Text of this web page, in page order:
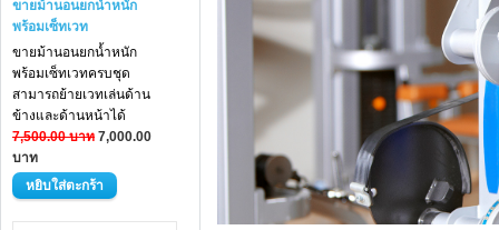
ขายม้านอนยกนำ้หนัก
พร้อมเซ็ทเวท
ขายม้านอนยกน้ำหนัก
พร้อมเซ็ทเวทครบชุด
สามารถย้ายเวทเล่นด้าน
ข้างและด้านหน้าได้
7,500.00 บาท 7,000.00
บาท